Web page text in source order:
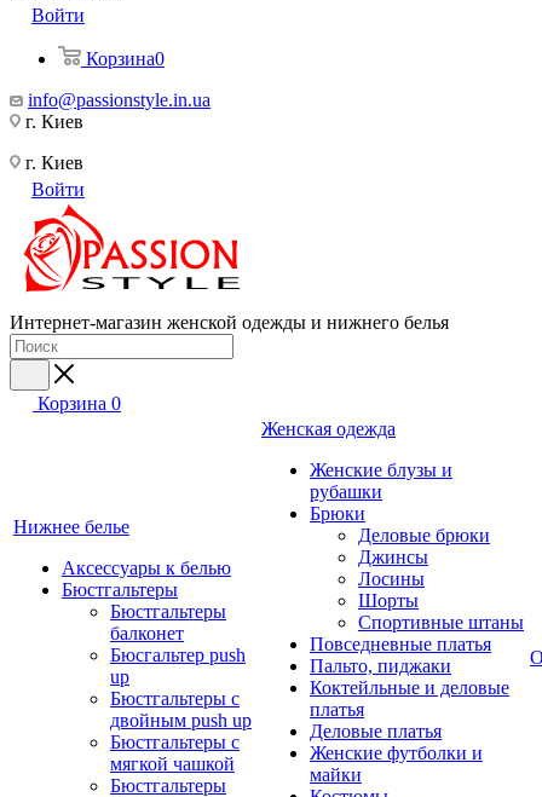
Войти
Корзина0
info@passionstyle.in.ua
г. Киев
г. Киев
Войти
Интернет-магазин женской одежды и нижнего белья
Корзина 0
Нижнее белье
Аксессуары к белью
Бюстгальтеры
Бюстгальтеры
балконет
Бюсгальтер push
up
Бюстгальтеры с
двойным push up
Бюстгальтеры с
мягкой чашкой
Бюстгальтеры
Женская одежда
Женские блузы и
рубашки
Брюки
Деловые брюки
Джинсы
Лосины
Шорты
Спортивные штаны
Повседневные платья
Пальто, пиджаки
Коктейльные и деловые
платья
Деловые платья
Женские футболки и
майки